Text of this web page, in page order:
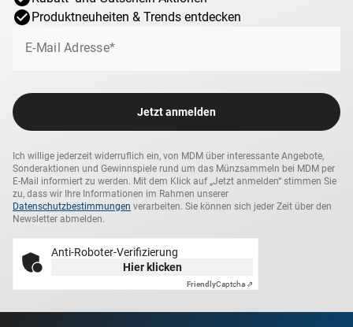
Produktneuheiten & Trends entdecken
E-Mail Adresse*
Jetzt anmelden
Ich willige jederzeit widerruflich ein, von MDM über interessante Angebote,
Sonderaktionen und Gewinnspiele rund um das Münzsammeln bei MDM per
E-Mail informiert zu werden. Mit dem Klick auf „Jetzt anmelden“ stimmen Sie
zu, dass wir Ihre Informationen im Rahmen unserer
Datenschutzbestimmungen verarbeiten. Sie können sich jeder Zeit über den
Newsletter abmelden.
Anti-Roboter-Verifizierung
Hier klicken
FriendlyCaptcha ⇗